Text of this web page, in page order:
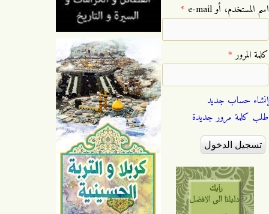
‏اسم المستخدم، أو e-mail ‏ *
‏كلمة المرور ‏*
إنشاء حساب جديد
طلب كلمة مرور جديدة